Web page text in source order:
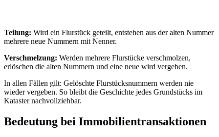
Teilung: Wird ein Flurstück geteilt, entstehen aus der alten Nummer
mehrere neue Nummern mit Nenner.
Verschmelzung: Werden mehrere Flurstücke verschmolzen,
erlöschen die alten Nummern und eine neue wird vergeben.
In allen Fällen gilt: Gelöschte Flurstücksnummern werden nie
wieder vergeben. So bleibt die Geschichte jedes Grundstücks im
Kataster nachvollziehbar.
Bedeutung bei Immobilientransaktionen